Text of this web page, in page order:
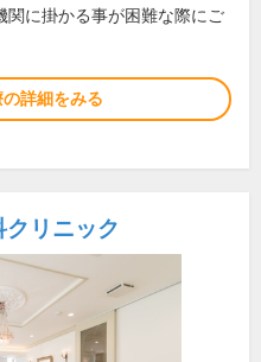
関に掛かる事が困難な際にご
詳細をみる
クリニック